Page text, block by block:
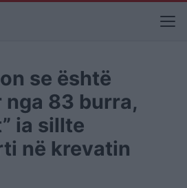
se është
83 burra,
ia sillte
në krevatin